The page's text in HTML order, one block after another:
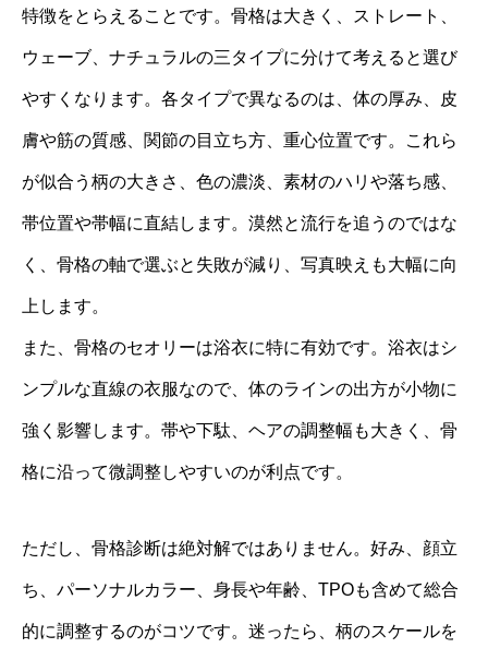
特徴をとらえることです。骨格は大きく、ストレート、
ウェーブ、ナチュラルの三タイプに分けて考えると選び
やすくなります。各タイプで異なるのは、体の厚み、皮
膚や筋の質感、関節の目立ち方、重心位置です。これら
が似合う柄の大きさ、色の濃淡、素材のハリや落ち感、
帯位置や帯幅に直結します。漠然と流行を追うのではな
く、骨格の軸で選ぶと失敗が減り、写真映えも大幅に向
上します。
また、骨格のセオリーは浴衣に特に有効です。浴衣はシ
ンプルな直線の衣服なので、体のラインの出方が小物に
強く影響します。帯や下駄、ヘアの調整幅も大きく、骨
格に沿って微調整しやすいのが利点です。
ただし、骨格診断は絶対解ではありません。好み、顔立
ち、パーソナルカラー、身長や年齢、TPOも含めて総合
的に調整するのがコツです。迷ったら、柄のスケールを